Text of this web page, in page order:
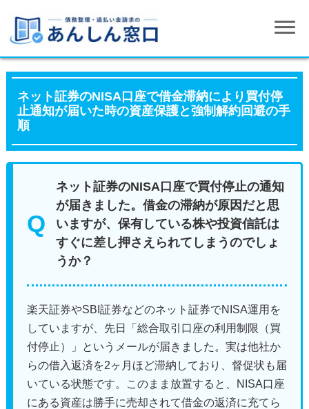
ネット証券のNISA口座で借金滞納により買付停
止通知が届いた時の資産保護と強制解約回避の手
順
ネット証券のNISA口座で買付停止の通知
が届きました。借金の滞納が原因だと思
いますが、保有している株や投資信託は
すぐに差し押さえられてしまうのでしょ
うか？
楽天証券やSBI証券などのネット証券でNISA運用を
していますが、先日「総合取引口座の利用制限（買
付停止）」というメールが届きました。実は他社か
らの借入返済を2ヶ月ほど滞納しており、督促状も届
いている状態です。このまま放置すると、NISA口座
にある資産は勝手に売却されて借金の返済に充てら